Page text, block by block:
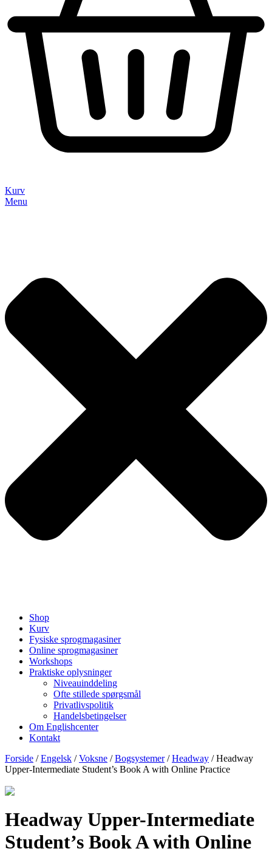
Kurv
Menu
Shop
Kurv
Fysiske sprogmagasiner
Online sprogmagasiner
Workshops
Praktiske oplysninger
Niveauinddeling
Ofte stillede spørgsmål
Privatlivspolitik
Handelsbetingelser
Om Englishcenter
Kontakt
Forside /Engelsk /Voksne /Bogsystemer/Headway / Headway
Upper-Intermediate Student’s Book A with Online Practice
Headway Upper-Intermediate
Student’s Book A with Online